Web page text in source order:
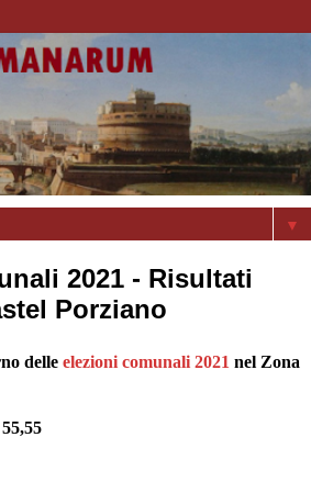
▼
2021 - Risultati
Porziano
delle elezioni comunali 2021 nel Zona